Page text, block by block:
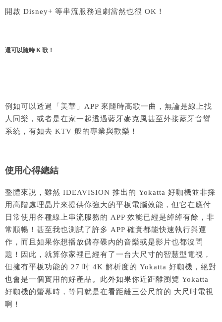
開啟 Disney+ 等串流服務追劇當然也很 OK！
還可以隨時 K 歌！
例如可以透過「美華」APP 來隨時高歌一曲，無論是線上找
人同樂，或者是在家一起透過藍牙麥克風甚至外接藍牙音響
系統，有如去 KTV 般的專業與歡樂！
使用心得總結
整體來說，雖然 IDEAVISION 推出的 Yokatta 好咖機並非採
用高階處理晶片來提供你強大的平板電腦效能，但它在應付
日常使用各種線上串流服務的 APP 效能已經是綽綽有餘，非
常順暢！甚至我也測試了許多 APP 確實都能快速執行與運
作，而且如果你想播放儲存碟內的音樂或是影片也都沒問
題！因此，就算你家裡已經有了一台大尺寸的智慧型電視，
但擁有平板功能的 27 吋 4K 解析度的 Yokatta 好咖機，絕對
也會是一個實用的好產品。此外如果你近距離瀏覽 Yokatta
好咖機的螢幕時，等同就是在看距離三公尺前的 大尺吋電視
啊！